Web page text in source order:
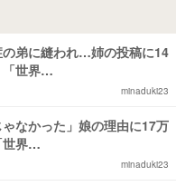
弟に縫われ…姉の投稿に14
「世界…
minaduki23
なかった」娘の理由に17万
世界…
minaduki23